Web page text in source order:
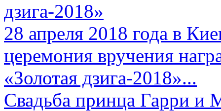
дзига-2018»
28 апреля 2018 года в
церемония вручения
«Золотая дзига-2018»...
Свадьба принца Гарри и